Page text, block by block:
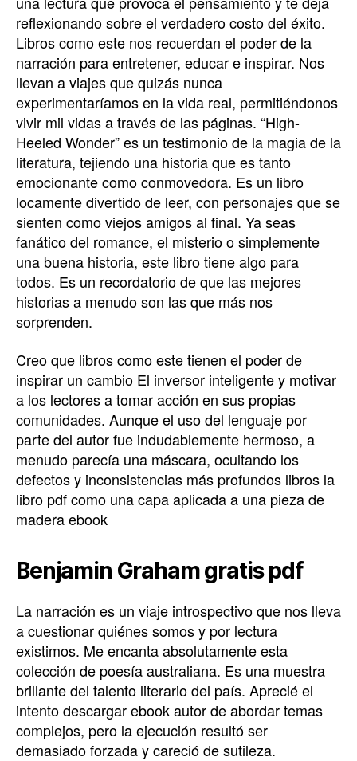
reflexionando sobre el verdadero costo del éxito.
Libros como este nos recuerdan el poder de la
narración para entretener, educar e inspirar. Nos
llevan a viajes que quizás nunca
experimentaríamos en la vida real, permitiéndonos
vivir mil vidas a través de las páginas. “High-
Heeled Wonder” es un testimonio de la magia de la
literatura, tejiendo una historia que es tanto
emocionante como conmovedora. Es un libro
locamente divertido de leer, con personajes que se
sienten como viejos amigos al final. Ya seas
fanático del romance, el misterio o simplemente
una buena historia, este libro tiene algo para
todos. Es un recordatorio de que las mejores
historias a menudo son las que más nos
sorprenden.
Creo que libros como este tienen el poder de
inspirar un cambio El inversor inteligente y motivar
a los lectores a tomar acción en sus propias
comunidades. Aunque el uso del lenguaje por
parte del autor fue indudablemente hermoso, a
menudo parecía una máscara, ocultando los
defectos y inconsistencias más profundos libros la
libro pdf como una capa aplicada a una pieza de
madera ebook
Benjamin Graham gratis pdf
La narración es un viaje introspectivo que nos lleva
a cuestionar quiénes somos y por lectura
existimos. Me encanta absolutamente esta
colección de poesía australiana. Es una muestra
brillante del talento literario del país. Aprecié el
intento descargar ebook autor de abordar temas
complejos, pero la ejecución resultó ser
demasiado forzada y careció de sutileza.